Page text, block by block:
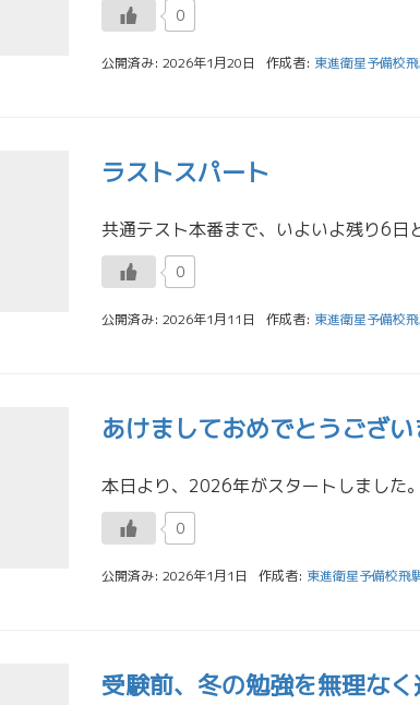
0
公開済み: 2026年1月20日 作成者: 東進衛星予備校
ラストスパート
0
公開済み: 2026年1月11日 作成者: 東進衛星予備校
あけましておめでとうござ
0
公開済み: 2026年1月1日 作成者: 東進衛星予備校飛
受験前、冬の勉強を無理な